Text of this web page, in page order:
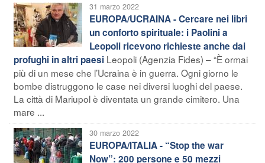
31 marzo 2022
EUROPA/UCRAINA - Cercare nei libri
un conforto spirituale: i Paolini a
Leopoli ricevono richieste anche dai
profughi in altri paesi Leopoli (Agenzia Fides) – “È ormai
più di un mese che l’Ucraina è in guerra. Ogni giorno le
bombe distruggono le case nei diversi luoghi del paese.
La città di Mariupol è diventata un grande cimitero. Una
mare ...
30 marzo 2022
EUROPA/ITALIA - “Stop the war
Now”: 200 persone e 50 mezzi